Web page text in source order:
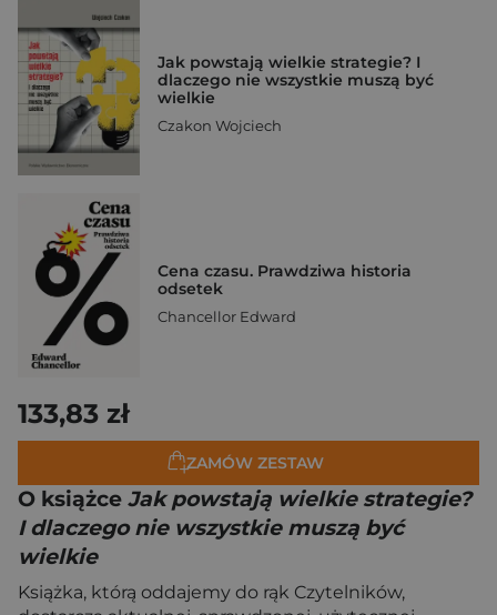
Jak powstają wielkie strategie? I
dlaczego nie wszystkie muszą być
wielkie
Czakon Wojciech
Cena czasu. Prawdziwa historia
odsetek
Chancellor Edward
133,83 zł
ZAMÓW ZESTAW
O książce Jak powstają wielkie strategie?
I dlaczego nie wszystkie muszą być
wielkie
Książka, którą oddajemy do rąk Czytelników,